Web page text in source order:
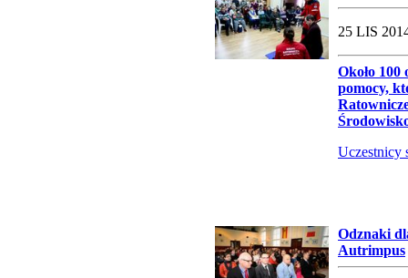
25 LIS
Około 100
pomocy,
Uczestnicy
Odznaki
Autrimpus